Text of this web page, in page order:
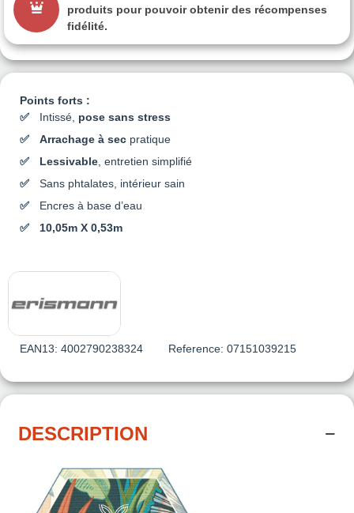
Points forts :
Intissé, pose sans stress
Arrachage à sec pratique
Lessivable , entretien simplifié
Sans phtalates, intérieur sain
Encres à base d’eau
10,05m X 0,53m
EAN13: 4002790238324 Reference: 07151039215
produits pour pouvoir obtenir des récompenses
fidélité.
DESCRIPTION